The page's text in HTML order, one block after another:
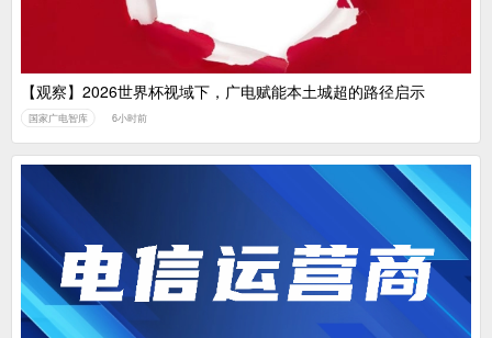
【观察】2026世界杯视域下，广电赋能本土城超的路径启示
国家广电智库 6小时前